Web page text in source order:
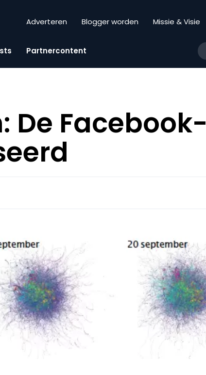
Adverteren Blogger worden Missie & Visie
Partnercontent
De Facebook-